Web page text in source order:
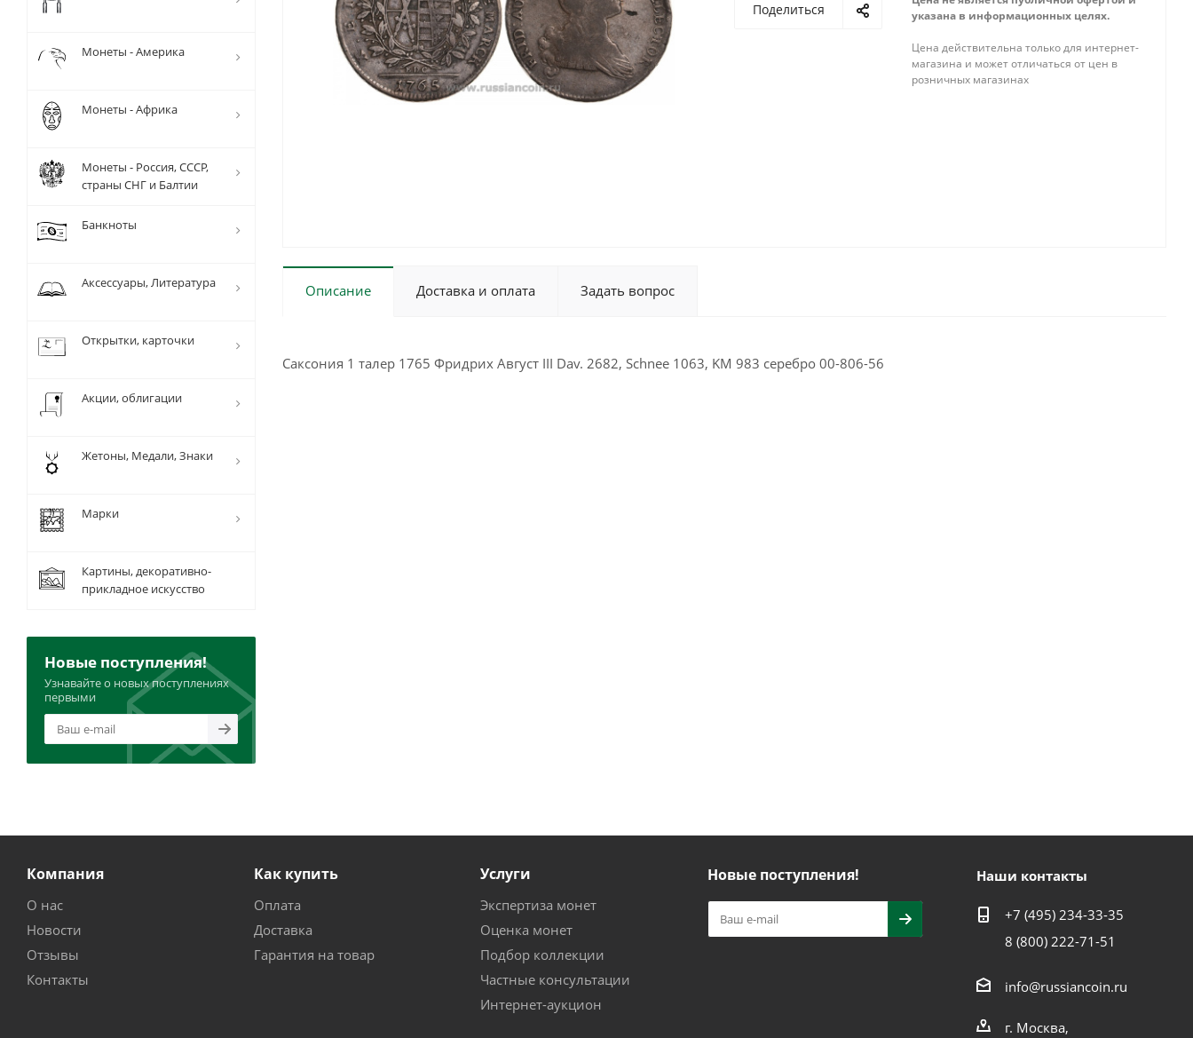
Поделиться
указана в информационных целях.
Цена действительна только для интернет-
магазина и может отличаться от цен в
розничных магазинах
Описание Доставка и оплата Задать вопрос
Саксония 1 талер 1765 Фридрих Август III Dav. 2682, Schnee 1063, KM 983 серебро 00-806-56
Монеты - Америка
Монеты - Африка
Монеты - Россия, СССР,
страны СНГ и Балтии
Банкноты
Аксессуары, Литература
Открытки, карточки
Акции, облигации
Жетоны, Медали, Знаки
Марки
Картины, декоративно-
прикладное искусство
Новые поступления!
Узнавайте о новых поступлениях
первыми
Компания
О нас
Новости
Отзывы
Контакты
Как купить
Оплата
Доставка
Гарантия на товар
Услуги
Экспертиза монет
Оценка монет
Подбор коллекции
Частные консультации
Интернет-аукцион
Новые поступления! Наши контакты
+7 (495) 234-33-35
8 (800) 222-71-51
info@russiancoin.ru
г. Москва,